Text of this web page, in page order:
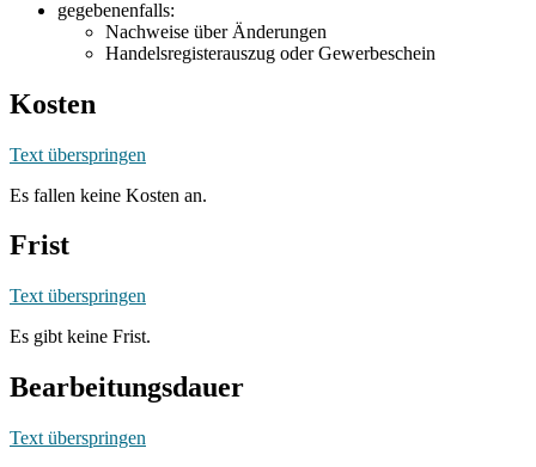
gegebenenfalls:
Nachweise über Änderungen
Handelsregisterauszug oder Gewerbeschein
Kosten
Text überspringen
Es fallen keine Kosten an.
Frist
Text überspringen
Es gibt keine Frist.
Bearbeitungsdauer
Text überspringen